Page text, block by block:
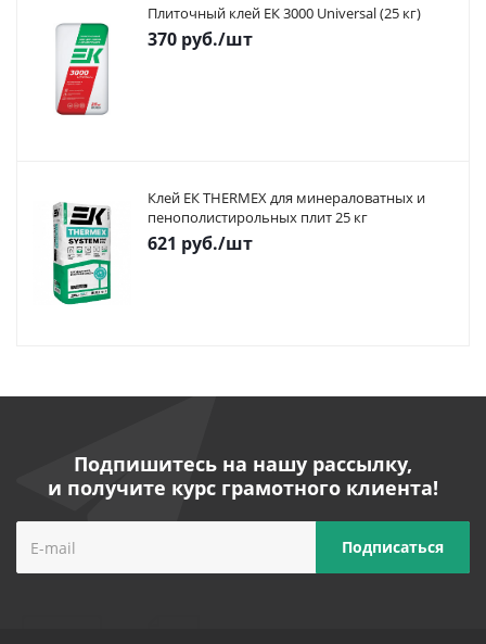
Плиточный клей ЕК 3000 Universal (25 кг)
370 руб./шт
Клей ЕК THERMEX для минераловатных и
пенополистирольных плит 25 кг
621 руб./шт
Подпишитесь на нашу рассылку,
и получите курс грамотного клиента!